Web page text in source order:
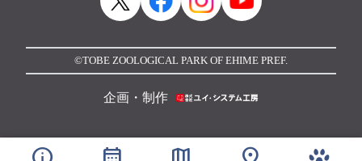
©TOBE ZOOLOGICAL PARK OF EHIME PREF.
企画・制作